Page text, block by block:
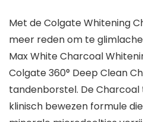
Met de Colgate Whitening
meer reden om te
Max White Charcoal
Colgate 360° Deep Clean
tandenborstel. De
klinisch bewezen formule